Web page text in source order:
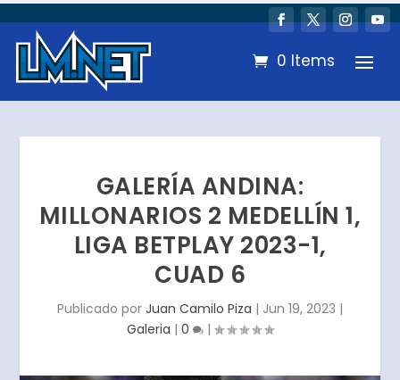
0 Items
GALERÍA ANDINA:
MILLONARIOS 2 MEDELLÍN 1,
LIGA BETPLAY 2023-1,
CUAD 6
Publicado por Juan Camilo Piza | Jun 19, 2023 |
Galeria | 0 |